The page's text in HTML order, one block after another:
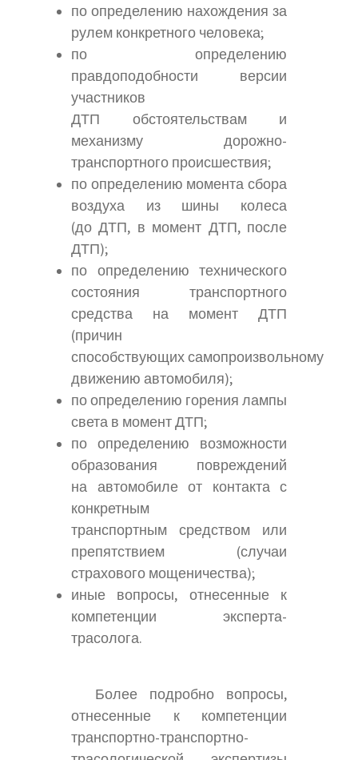
по определению нахождения за
рулем конкретного человека;
по определению
правдоподобности версии
участников
ДТП обстоятельствам и
механизму дорожно-
транспортного происшествия;
по определению момента сбора
воздуха из шины колеса
(до ДТП, в момент ДТП, после
ДТП);
по определению технического
состояния транспортного
средства на момент ДТП
(причин
способствующих самопроизвольному
движению автомобиля);
по определению горения лампы
света в момент ДТП;
по определению возможности
образования повреждений
на автомобиле от контакта с
конкретным
транспортным средством или
препятствием (случаи
страхового мощеничества);
иные вопросы, отнесенные к
компетенции эксперта-
трасолога.
Более подробно вопросы,
отнесенные к компетенции
транспортно-транспортно-